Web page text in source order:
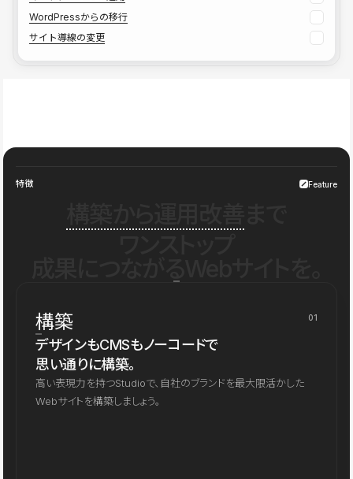
WordPressからの移行
サイト導線の変更
特徴 Feature
構築 01
デザインもCMSもノーコードで
思い通りに構築。
高い表現力を持つStudioで、自社のブランドを最大限活かした
Webサイトを構築しましょう。